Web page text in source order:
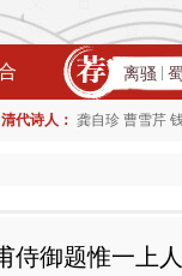
离骚
清代诗人： 龚自珍 曹雪芹
侍御题惟一上